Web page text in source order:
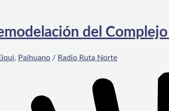
del
, Paihuano / Radio Ruta Norte